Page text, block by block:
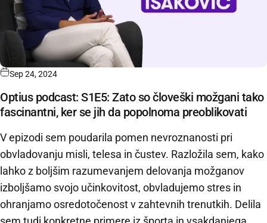
Sep 24, 2024
Optius podcast: S1E5: Zato so človeški možgani tako
fascinantni, ker se jih da popolnoma preoblikovati
V epizodi sem poudarila pomen nevroznanosti pri
obvladovanju misli, telesa in čustev. Razložila sem, kako
lahko z boljšim razumevanjem delovanja možganov
izboljšamo svojo učinkovitost, obvladujemo stres in
ohranjamo osredotočenost v zahtevnih trenutkih. Delila